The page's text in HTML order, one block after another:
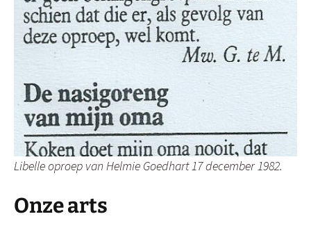
Libelle oproep van Helmie Goedhart 17 december 1982.
Onze arts